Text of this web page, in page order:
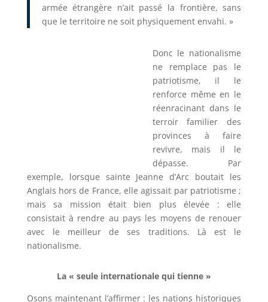
armée étrangère n’ait passé la frontière, sans
que le territoire ne soit physiquement envahi. »
Donc le nationalisme
ne remplace pas le
patriotisme, il le
renforce même en le
réenracinant dans le
terroir familier des
provinces à faire
revivre, mais il le
dépasse. Par
exemple, lorsque sainte Jeanne d’Arc boutait les
Anglais hors de France, elle agissait par patriotisme ;
mais sa mission était bien plus élevée : elle
consistait à rendre au pays les moyens de renouer
avec le meilleur de ses traditions. Là est le
nationalisme.
La« seule internationale qui tienne »
Osons maintenant l’affirmer : les nations historiques